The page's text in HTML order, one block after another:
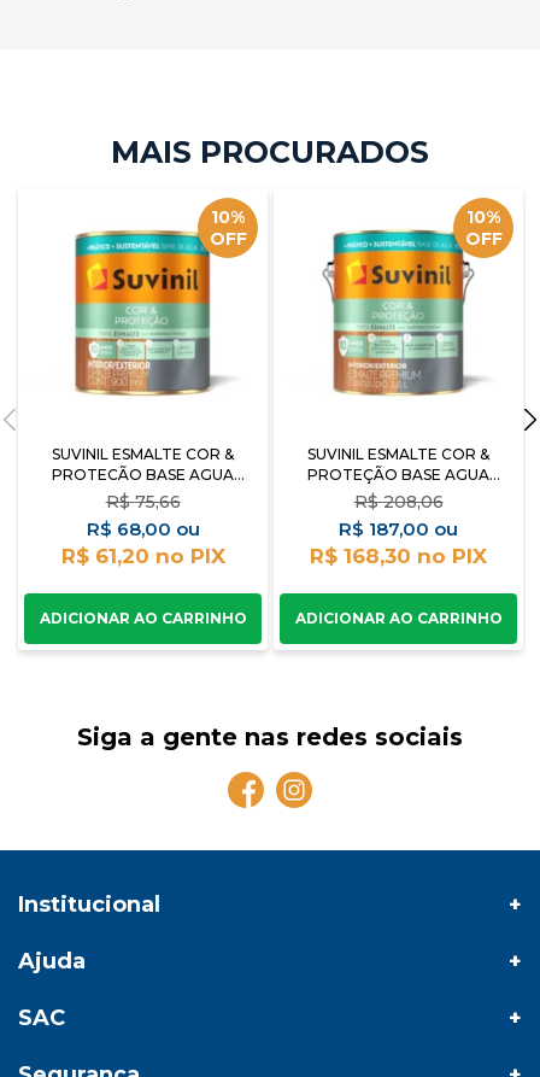
10%
OFF
SUVINIL ESMALTE COR &
PROTECÃO BASE AGUA
BRANCO ACETINADO 0,900ML
R$ 75,66
R$ 68,00
R$ 61,20
10%
OFF
SUVINIL ESMALTE COR &
PROTEÇÃO BASE AGUA
BRANCO BRILHANTE 3.6L
R$ 208,06
R$ 187,00
R$ 168,30
Siga a gente nas redes sociais
Institucional
Ajuda
SAC